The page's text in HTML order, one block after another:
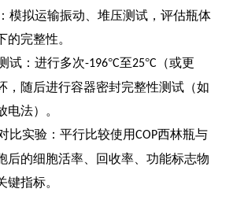
模拟运输振动、堆压测试，评估瓶体
的完整性。
试：进行多次-196°C至25°C （或更
，随后进行容器密封完整性测试（如
电法）。
比实验：平行比较使用COP西林瓶与
后的细胞活率、回收率、功能标志物
键指标。